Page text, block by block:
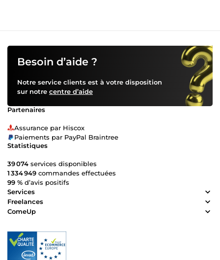
Besoin d’aide ?
Notre service clients est à votre disposition
sur notre centre d’aide
Partenaires
Assurance par Hiscox
Paiements par PayPal Braintree
Statistiques
39 074 services disponibles
1 334 949 commandes effectuées
99 % d’avis positifs
Services
Freelances
ComeUp